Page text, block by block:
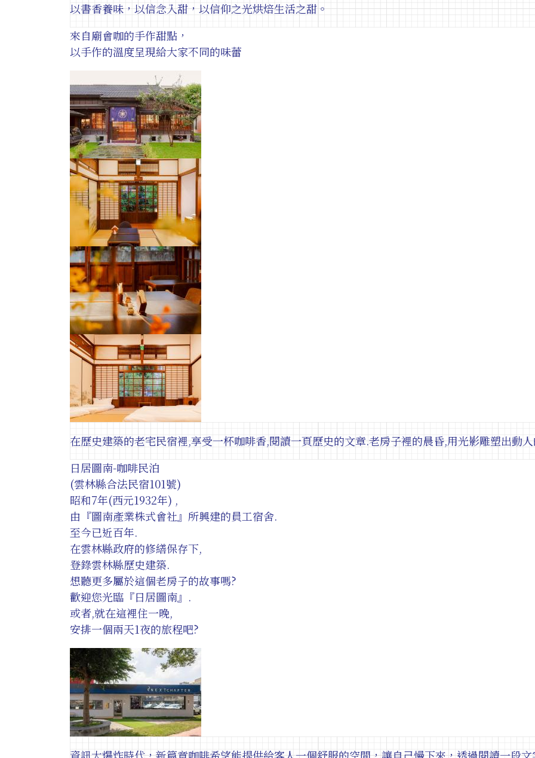
以書香養味，以信念入甜，以信仰之光烘焙生活之甜。
來自廟會咖的手作甜點，
以手作的溫度呈現給大家不同的味蕾
在歷史建築的老宅民宿裡,享受一杯咖啡香,閱讀一頁歷史的文章.老房子裡的晨昏,用光影雕塑出動
日居圖南-咖啡民泊
(雲林縣合法民宿101號)
昭和7年(西元1932年) ,
由『圖南產業株式會社』所興建的員工宿舍.
至今已近百年.
在雲林縣政府的修繕保存下,
登錄雲林縣歷史建築.
想聽更多屬於這個老房子的故事嗎?
歡迎您光臨『日居圖南』.
或者,就在這裡住一晚,
安排一個兩天1夜的旅程吧?